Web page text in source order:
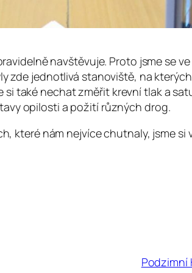
navštěvuje. Proto jsme se
zde jednotlivá stanoviště, na
také nechat změřit krevní tlak a
opilosti a požití různých drog.
které nám nejvíce chutnaly, jsme
Podzimní